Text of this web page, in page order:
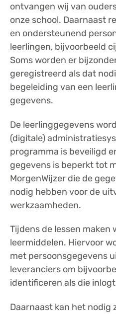
ontvangen wij van
onze school. Daarnaast
en ondersteunend
leerlingen, bijvoorbeeld
Soms worden er
geregistreerd als dat
begeleiding van een
gegevens.
De leerlinggegevens
(digitale)
programma is beveiligd
gegevens is beperkt tot
MorgenWijzer die de
nodig hebben voor de
werkzaamheden.
Tijdens de lessen maken
leermiddelen. Hiervoor
met persoonsgegevens
leveranciers om
identificeren als die
Daarnaast kan het nodig